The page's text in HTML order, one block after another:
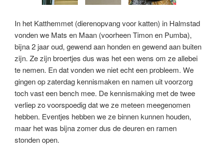
In het Katthemmet (dierenopvang voor katten) in Halmstad
vonden we Mats en Maan (voorheen Timon en Pumba),
bijna 2 jaar oud, gewend aan honden en gewend aan buiten
zijn. Ze zijn broertjes dus was het een wens om ze allebei
te nemen. En dat vonden we niet echt een probleem. We
gingen op zaterdag kennismaken en namen uit voorzorg
toch vast een bench mee. De kennismaking met de twee
verliep zo voorspoedig dat we ze meteen meegenomen
hebben. Eventjes hebben we ze binnen kunnen houden,
maar het was bijna zomer dus de deuren en ramen
stonden open.